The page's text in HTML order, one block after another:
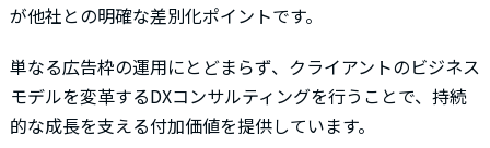
が他社との明確な差別化ポイントです。
単なる広告枠の運用にとどまらず、クライアントのビジネス
モデルを変革するDXコンサルティングを行うことで、持続
的な成長を支える付加価値を提供しています。